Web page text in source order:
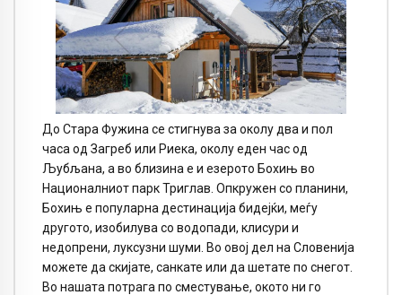
До Стара Фужина се стигнува за околу два и пол
часа од Загреб или Риека, околу еден час од
Љубљана, а во близина е и езерото Бохињ во
Националниот парк Триглав. Опкружен со планини,
Бохињ е популарна дестинација бидејќи, меѓу
другото, изобилува со водопади, клисури и
недопрени, луксузни шуми. Во овој дел на Словенија
можете да скијате, санкате или да шетате по снегот.
Во нашата потрага по сместување, окото ни го